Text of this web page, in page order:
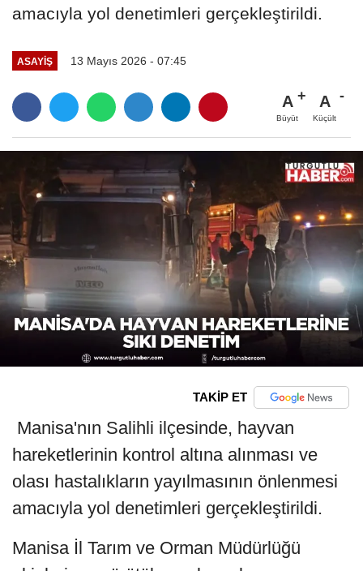
amacıyla yol denetimleri gerçekleştirildi.
ASAYİŞ 13 Mayıs 2026 - 07:45
A
Büyüt
A
Küçült
TAKİP ET
Manisa'nın Salihli ilçesinde, hayvan
hareketlerinin kontrol altına alınması ve
olası hastalıkların yayılmasının önlenmesi
amacıyla yol denetimleri gerçekleştirildi.
Manisa İl Tarım ve Orman Müdürlüğü